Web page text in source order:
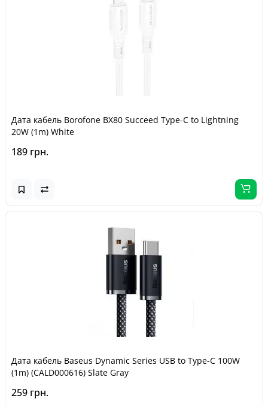
Дата кабель Borofone BX80 Succeed Type-C to Lightning
20W (1m) White
189 грн.
Дата кабель Baseus Dynamic Series USB to Type-C 100W
(1m) (CALD000616) Slate Gray
259 грн.